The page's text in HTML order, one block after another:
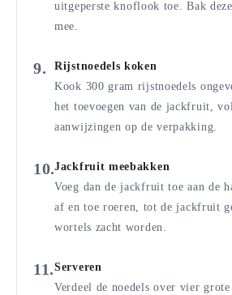
uitgeperste knoflook toe. Bak
mee.
Rijstnoedels koken
Kook 300 gram rijstnoedels
het toevoegen van de jackfruit,
aanwijzingen op de verpakking.
Jackfruit meebakken
Voeg dan de jackfruit toe aan de
af en toe roeren, tot de jackfruit
wortels zacht worden.
Serveren
Verdeel de noedels over vier